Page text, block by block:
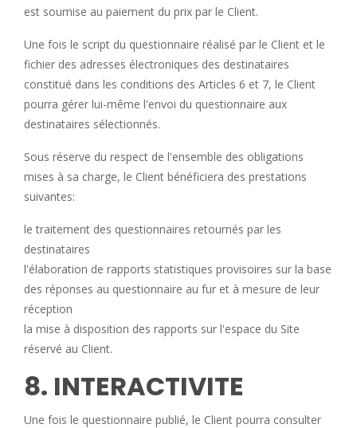
est soumise au paiement du prix par le Client.
Une fois le script du questionnaire réalisé par le Client et le
fichier des adresses électroniques des destinataires
constitué dans les conditions des Articles 6 et 7, le Client
pourra gérer lui-même l'envoi du questionnaire aux
destinataires sélectionnés.
Sous réserve du respect de l'ensemble des obligations
mises à sa charge, le Client bénéficiera des prestations
suivantes:
le traitement des questionnaires retournés par les
destinataires
l'élaboration de rapports statistiques provisoires sur la base
des réponses au questionnaire au fur et à mesure de leur
réception
la mise à disposition des rapports sur l'espace du Site
réservé au Client.
8. INTERACTIVITE
Une fois le questionnaire publié, le Client pourra consulter